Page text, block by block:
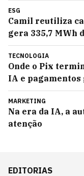
ESG
Camil reutiliza
gera 335,7 MWh
TECNOLOGIA
Onde o Pix
IA e pagamentos
MARKETING
Na era da IA, a
atenção
EDITORIAS